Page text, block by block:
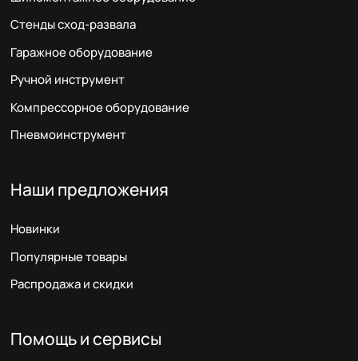
Стенды сход-развала
Гаражное оборудование
Ручной инструмент
Компрессорное оборудование
Пневмоинструмент
Наши предложения
Новинки
Популярные товары
Распродажа и скидки
Помощь и сервисы